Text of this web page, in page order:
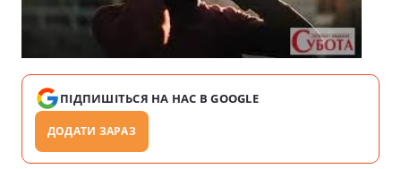
ПІДПИШІТЬСЯ НА НАС В GOOGLE
ДОДАТИ ЗАРАЗ